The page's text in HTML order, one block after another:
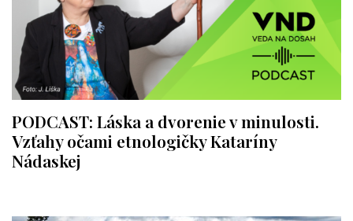
PODCAST: Láska a dvorenie v minulosti.
Vzťahy očami etnologičky Kataríny
Nádaskej